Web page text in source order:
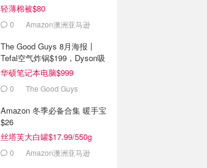
轻薄棉被$80
0 Amazon澳洲亚马逊
The Good Guys 8月海报丨
Tefal空气炸锅$199，Dyson吸
尘器$364
华硕笔记本电脑$999
0 The Good Guys
Amazon 冬季必备合集 暖手宝
$26
丝塔芙大白罐$17.99/550g
0 Amazon澳洲亚马逊